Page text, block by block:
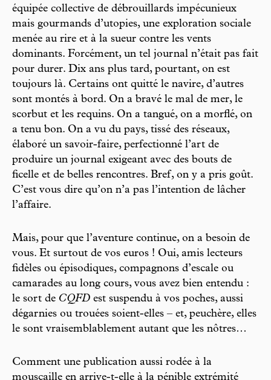
équipée collective de débrouillards impécunieux
mais gourmands d’utopies, une exploration sociale
menée au rire et à la sueur contre les vents
dominants. Forcément, un tel journal n’était pas fait
pour durer. Dix ans plus tard, pourtant, on est
toujours là. Certains ont quitté le navire, d’autres
sont montés à bord. On a bravé le mal de mer, le
scorbut et les requins. On a tangué, on a morflé, on
a tenu bon. On a vu du pays, tissé des réseaux,
élaboré un savoir-faire, perfectionné l’art de
produire un journal exigeant avec des bouts de
ficelle et de belles rencontres. Bref, on y a pris goût.
C’est vous dire qu’on n’a pas l’intention de lâcher
l’affaire.
Mais, pour que l’aventure continue, on a besoin de
vous. Et surtout de vos euros ! Oui, amis lecteurs
fidèles ou épisodiques, compagnons d’escale ou
camarades au long cours, vous avez bien entendu :
le sort de CQFD est suspendu à vos poches, aussi
dégarnies ou trouées soient-elles – et, peuchère, elles
le sont vraisemblablement autant que les nôtres…
Comment une publication aussi rodée à la
mouscaille en arrive-t-elle à la pénible extrémité